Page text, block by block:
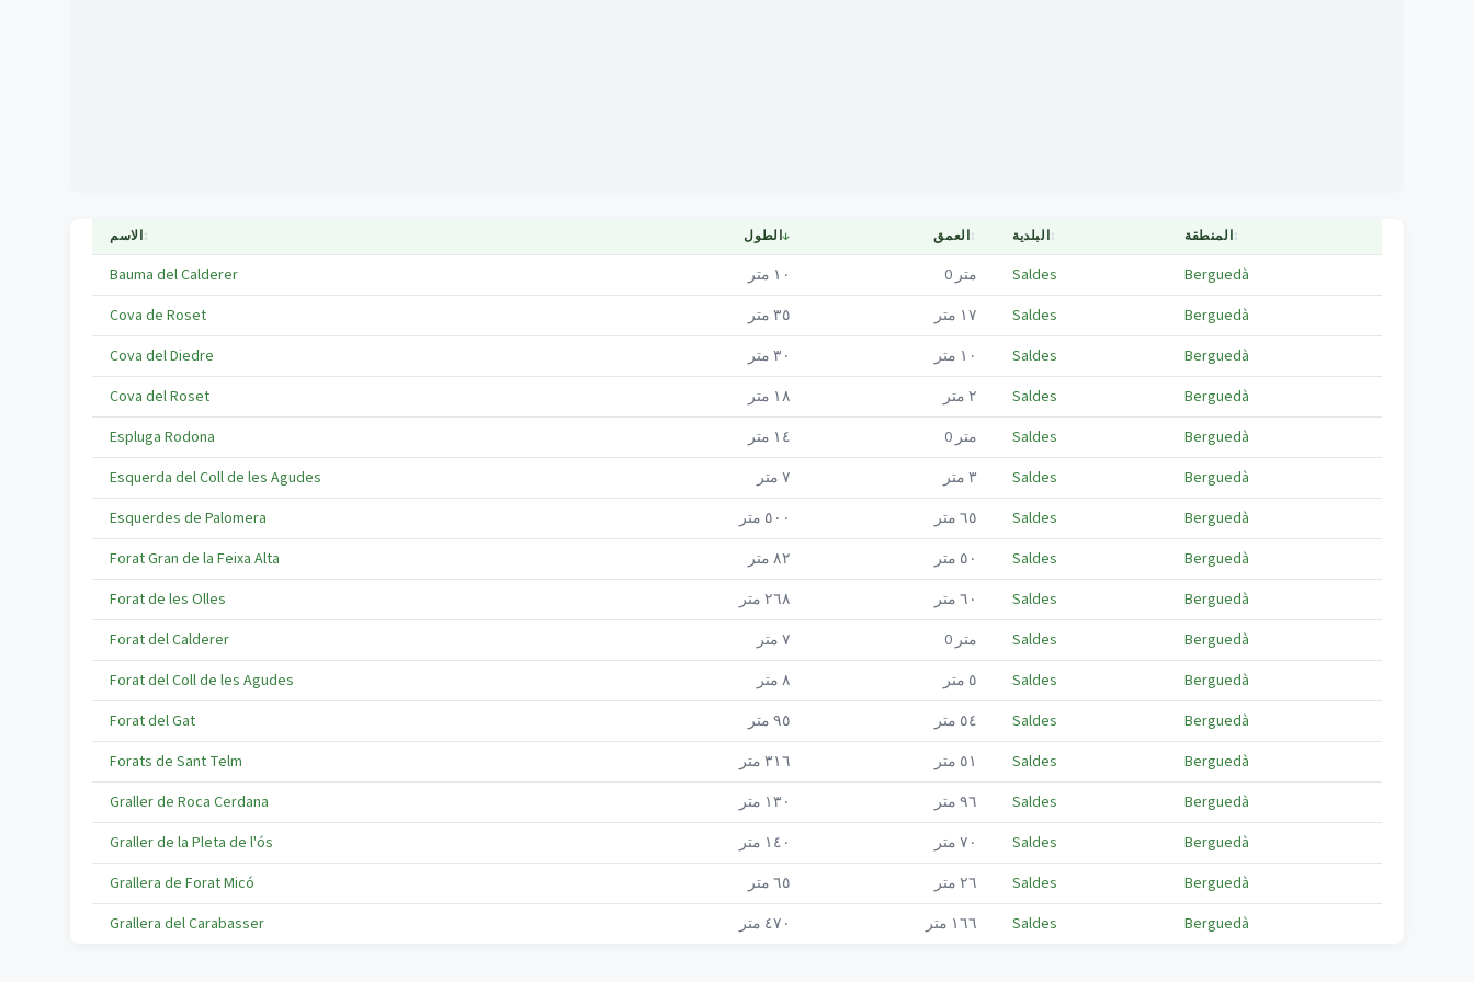
الاسم↕ الطول↓ العمق↕ البلدية↕ المنطقة↕
Bauma del Calderer ١٠ متر 0 متر Saldes
Berguedà
Cova de Roset
٣٥ متر ١٧ متر Saldes
Berguedà
Cova del Diedre
٣٠ متر ١٠ متر Saldes
Berguedà
Cova del Roset
١٨ متر ٢ متر Saldes
Berguedà
Espluga Rodona
١٤ متر 0 متر Saldes
Berguedà
Esquerda del Coll de les Agudes
٧ متر ٣ متر Saldes
Berguedà
Esquerdes de Palomera
٥٠٠ متر ٦٥ متر Saldes
Berguedà
Forat Gran de la Feixa Alta
٨٢ متر ٥٠ متر Saldes
Berguedà
Forat de les Olles
٢٦٨ متر ٦٠ متر Saldes
Berguedà
Forat del Calderer
٧ متر 0 متر Saldes
Berguedà
Forat del Coll de les Agudes
٨ متر ٥ متر Saldes
Berguedà
Forat del Gat
٩٥ متر ٥٤ متر Saldes
Berguedà
Forats de Sant Telm
٣١٦ متر ٥١ متر Saldes
Berguedà
Graller de Roca Cerdana
١٣٠ متر ٩٦ متر Saldes
Berguedà
Graller de la Pleta de l'ós
١٤٠ متر ٧٠ متر Saldes
Berguedà
Grallera de Forat Micó
٦٥ متر ٢٦ متر Saldes
Berguedà
Grallera del Carabasser
٤٧٠ متر ١٦٦ متر Saldes Berguedà